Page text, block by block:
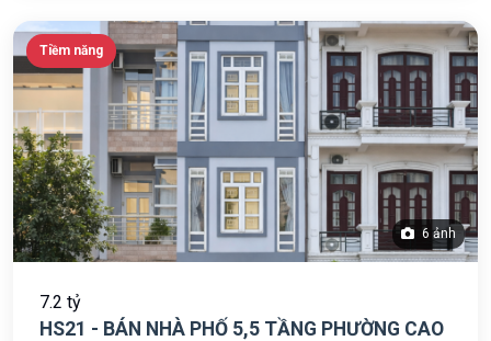
Tiềm năng
6 ảnh
7.2 tỷ
HS21 - BÁN NHÀ PHỐ 5,5 TẦNG PHƯỜNG CAO